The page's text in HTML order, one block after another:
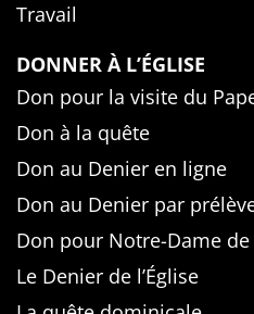
Travail
DONNER À L’ÉGLISE
Don pour la visite du
Don à la quête
Don au Denier en ligne
Don au Denier par
Don pour Notre-Dame de
Le Denier de l’Église